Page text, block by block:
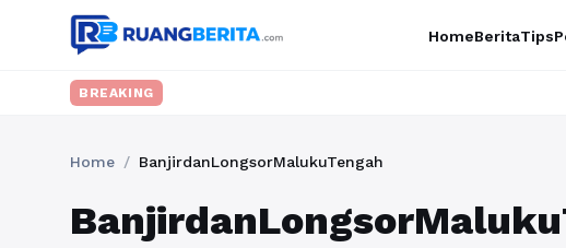
HomeBeritaTips
BREAKING
Home / BanjirdanLongsorMalukuTengah